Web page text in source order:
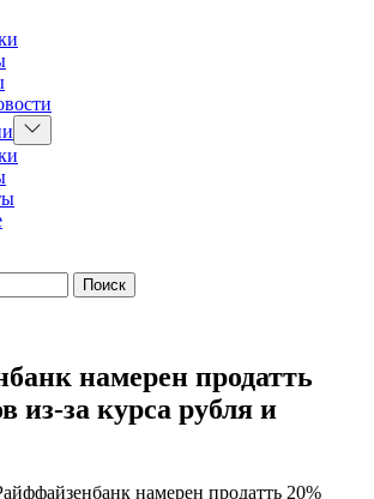
Показать
подменю
намерен продатть
из-за курса рубля и
намерен продатть 20%